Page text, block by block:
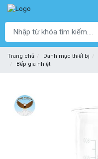
Trang chủ Danh mục thiết bị
Bếp gia nhiệt